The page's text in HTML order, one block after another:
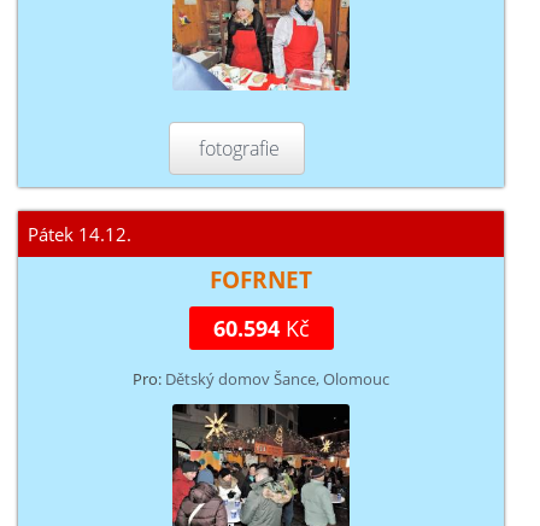
fotografie
Pátek 14.12.
FOFRNET
60.594Kč
Pro: Dětský domov Šance, Olomouc